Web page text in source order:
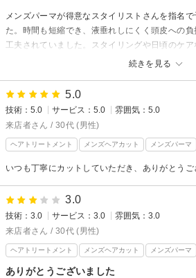
続きを見る
メンズパーマが得意なスタイリストさんを指名
た。時間も短縮でき、液垂れしにくく頭皮への
工夫されていました。スタイリングや日頃のケ
ました。仕上がりもよく満足しています。
5.0
技術：5.0 サービス：5.0
雰囲気：5.0
来店者さん / 30代 (男性)
ヘアトリートメント メンズヘアカット メンズパーマ
いつも丁寧にカットしていただき、ありがとうご
3.0
技術：3.0 サービス：3.0
雰囲気：3.0
来店者さん / 30代 (男性)
ヘアトリートメント メンズヘアカット メンズパーマ
ありがとうございました